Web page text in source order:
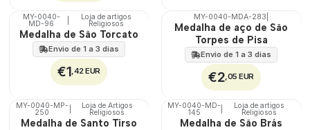
🇵🇹
100%
MY-0040-
MD-96
Loja de artigos
Religiosos
Medalha de São Torcato
Envio de 1 a 3 dias
€1,42 EUR
🇵🇹
100%
ÁGUA
MY-0040-MDA-283
Medalha de aço de São
Torpes de Pisa
Envio de 1 a 3 dias
€2,05 EUR
🇵🇹
100%
MY-0040-MP-
250
Loja de Artigos
Religiosos
Medalha de Santo Tirso
🇵🇹
100%
MY-0040-MD-
145
Loja de artigos
Religiosos
Medalha de São Brás